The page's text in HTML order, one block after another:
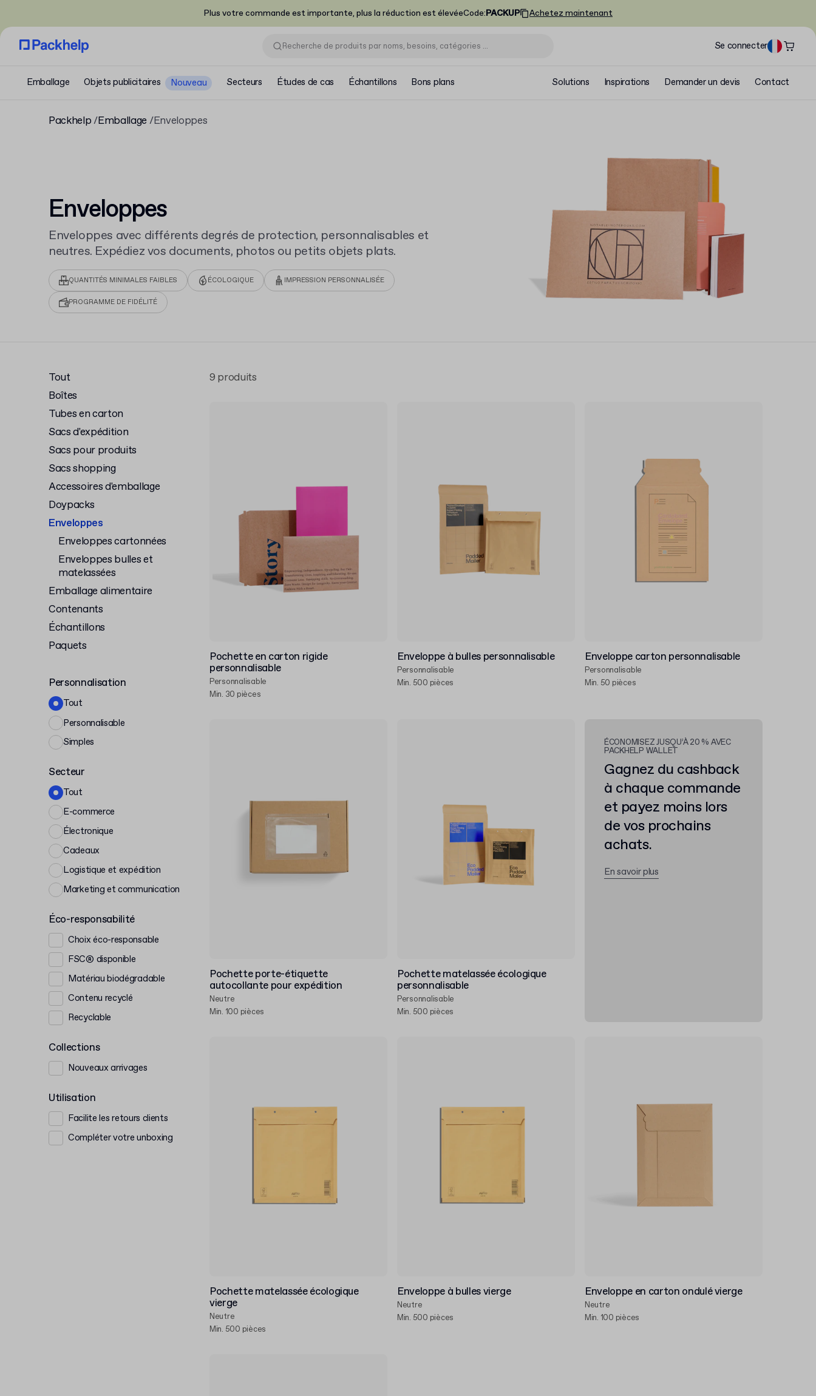
Plus votre commande est importante, plus la réduction est élevéeCode:PACKUP Achetez maintenant
Se connecter
Emballage Objets publicitaires Nouveau Secteurs Études de cas Échantillons Bons plans Solutions Inspirations Demander un devis Contact
Packhelp Emballage Enveloppes
Enveloppes
Enveloppes avec différents degrés de protection, personnalisables et
neutres. Expédiez vos documents, photos ou petits objets plats.
QUANTITÉS MINIMALES FAIBLES ÉCOLOGIQUE IMPRESSION PERSONNALISÉE
PROGRAMME DE FIDÉLITÉ
Tout
Boîtes
Tubes en carton
Sacs d'expédition
Sacs pour produits
Sacs shopping
Accessoires d'emballage
Doypacks
Enveloppes
Enveloppes cartonnées
Enveloppes bulles et
matelassées
Emballage alimentaire
Contenants
Échantillons
Paquets
Personnalisation
Tout
Personnalisable
Simples
Secteur
Tout
E-commerce
Électronique
Cadeaux
Logistique et expédition
Marketing et communication
Éco-responsabilité
Choix éco-responsable
FSC® disponible
Matériau biodégradable
Contenu recyclé
Recyclable
Collections
Nouveaux arrivages
Utilisation
Facilite les retours clients
Compléter votre unboxing
9 produits
Pochette en carton rigide
personnalisable
Personnalisable
Min. 30 pièces
Enveloppe à bulles personnalisable
Personnalisable
Min. 500 pièces
Enveloppe carton personnalisable
Personnalisable
Min. 50 pièces
Pochette porte-étiquette
autocollante pour expédition
Neutre
Min. 100 pièces
Pochette matelassée écologique
personnalisable
Personnalisable
Min. 500 pièces
Pochette matelassée écologique
vierge
Neutre
Min. 500 pièces
Enveloppe à bulles vierge
Neutre
Min. 500 pièces
Enveloppe en carton ondulé vierge
Neutre
Min. 100 pièces
ÉCONOMISEZ JUSQU’À 20 % AVEC
PACKHELP WALLET
Gagnez du cashback
à chaque commande
et payez moins lors
de vos prochains
achats.
En savoir plus